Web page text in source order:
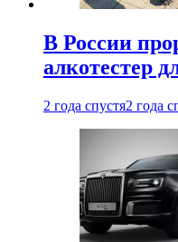
В России
алкотестер
2 года спустя2 года